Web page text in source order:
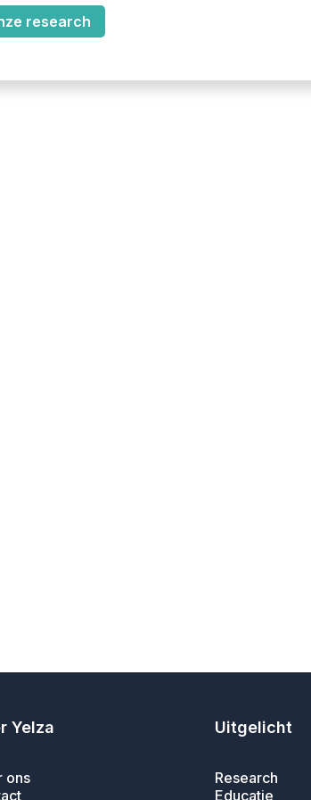
research
Yelza
ons
Uitgelicht
Research
Educatie